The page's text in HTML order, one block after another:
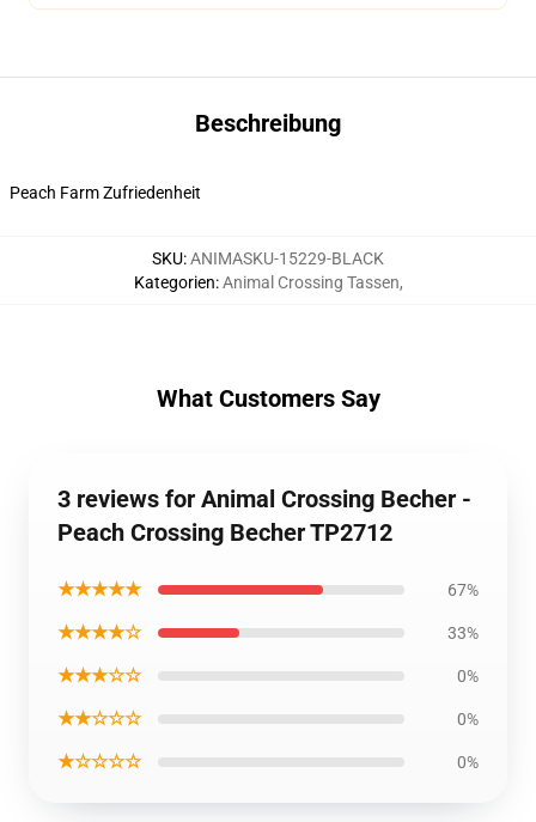
Beschreibung
Peach Farm Zufriedenheit
SKU:ANIMASKU-15229-BLACK
Kategorien:Animal Crossing Tassen,
What Customers Say
3 reviews for Animal Crossing Becher -
Peach Crossing Becher TP2712
★★★★★ 67%
★★★★☆ 33%
★★★☆☆ 0%
★★☆☆☆ 0%
★☆☆☆☆ 0%